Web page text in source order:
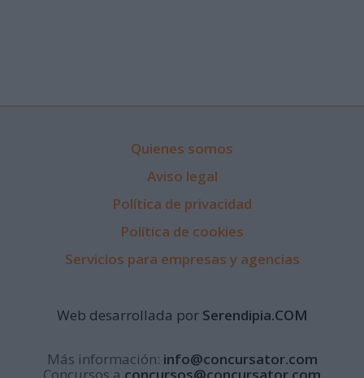
Quienes somos
Aviso legal
Política de privacidad
Política de cookies
Servicios para empresas y agencias
Web desarrollada por Serendipia.COM
Más información: info@concursator.com